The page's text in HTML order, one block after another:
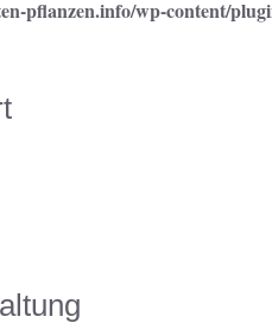
pflanzen.info/wp-content/